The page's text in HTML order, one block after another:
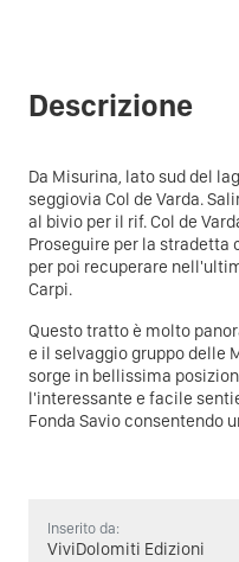
Descrizione
Da Misurina, lato sud del
seggiovia Col de Varda.
al bivio per il rif. Col de
Proseguire per la stradetta
per poi recuperare
Carpi.
Questo tratto è molto
e il selvaggio gruppo delle
sorge in bellissima
l'interessante e facile
Fonda Savio consentendo
Inserito da:
ViviDolomiti Edizioni